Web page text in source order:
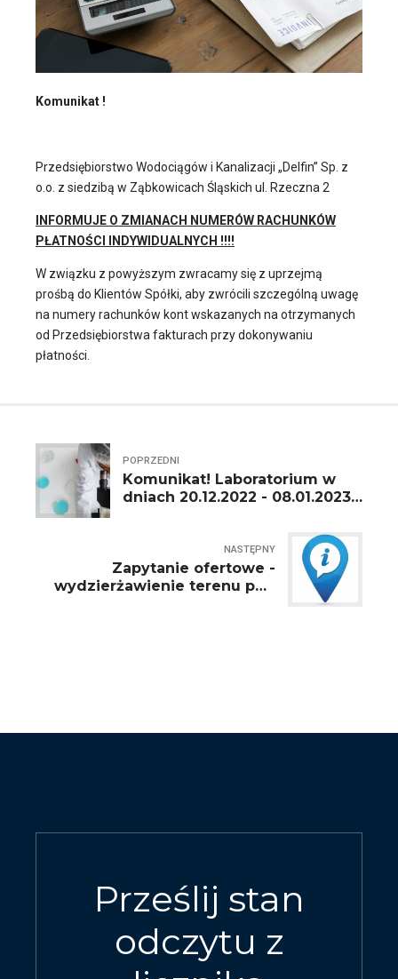
Komunikat !
Przedsiębiorstwo Wodociągów i Kanalizacji „Delfin” Sp. z
o.o. z siedzibą w Ząbkowicach Śląskich ul. Rzeczna 2
INFORMUJE O ZMIANACH NUMERÓW RACHUNKÓW
PŁATNOŚCI INDYWIDUALNYCH !!!!
W związku z powyższym zwracamy się z uprzejmą
prośbą do Klientów Spółki, aby zwrócili szczególną uwagę
na numery rachunków kont wskazanych na otrzymanych
od Przedsiębiorstwa fakturach przy dokonywaniu
płatności.
POPRZEDNI
Komunikat! Laboratorium w
dniach 20.12.2022 - 08.01.2023
NASTĘPNY
Zapytanie ofertowe -
wydzierżawienie terenu pod
Prześlij stan
odczytu z